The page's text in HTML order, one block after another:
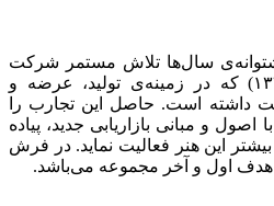
پشتوانه‌ی سال‌ها تلاش مستمر شرکت
نساجی سبحان (از سال ۱۳۷۳) که در زمینه‌ی تولید، عرضه و
داشته است. حاصل این تجارب را
و مبانی بازاریابی جدید، پیاده
این هنر فعالیت نماید. در فرش
هدف اول و آخر مجموعه می‌باشد.